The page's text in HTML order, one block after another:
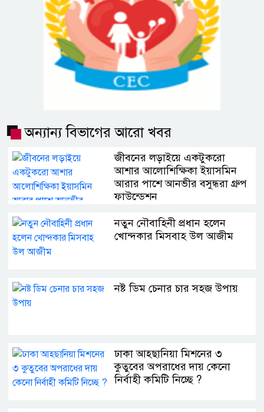
অন্যান্য বিভাগের আরো খবর
জীবনের লড়াইয়ে একটুকরো
আশার আলোশিক্ষিকা ইয়াসমিন
আরার পাশে আনভীর বসুন্ধরা গ্রুপ
ফাউন্ডেশন
নতুন নৌবাহিনী প্রধান হলেন
খোন্দকার মিসবাহ উল আজীম
নষ্ট ডিম চেনার চার সহজ উপায়
ঢাকা আহ্ছানিয়া মিশনের ৩
কুতুবের অপরাধের দায় কেনো
নির্বাহী কমিটি নিচ্ছে ?